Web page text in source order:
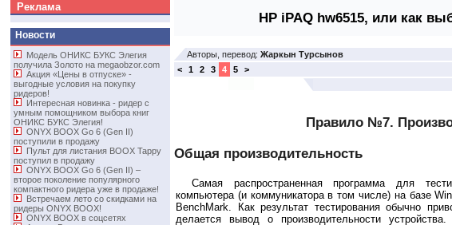
Реклама
Новости
Модель ОНИКС БУКС Элегия
получила Золото на megaobzor.com
Акция «Цены в отпуске» -
выгодные условия на покупку
ридеров!
Интересная новинка - ридер с
умным помощником выбора книг
ОНИКС БУКС Элегия!
ONYX BOOX Go 6 (Gen II)
поступили в продажу
Пульт для листания BOOX Tappy
поступил в продажу
ONYX BOOX Go 6 (Gen II) –
второе поколение популярного
компактного ридера уже в продаже!
Встречаем лето со скидками на
ридеры ONYX BOOX!
ONYX BOOX в соцсетях
HP iPAQ hw6515, или как
Авторы, перевод: Жаркын Турсынов
<
1 2 3 4 5 >
Правило №7.
Общая производительность
Самая распространенная программа для
компьютера (и коммуникатора в том числе) на базе
BenchMark. Как результат тестирования обычно
делается вывод о производительности